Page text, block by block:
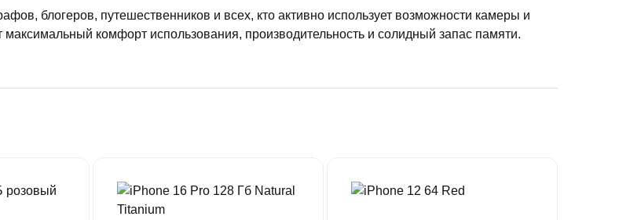
блогеров, путешественников и всех, кто активно использует возможности камеры и
комфорт использования, производительность и солидный запас памяти.